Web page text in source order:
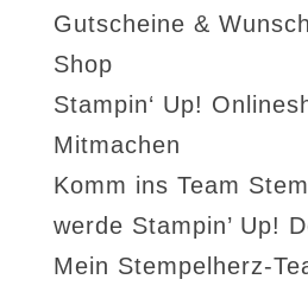
Gutscheine &
Shop
Stampin‘ Up!
Mitmachen
Komm ins Team
werde Stampin’ Up!
Mein Stempelherz-